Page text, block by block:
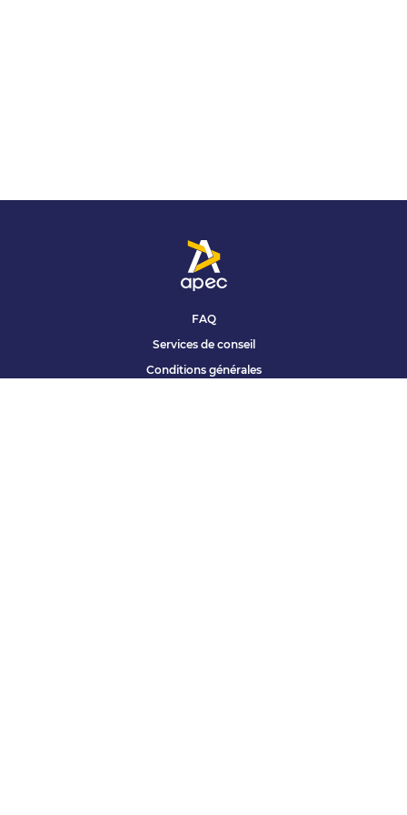
FAQ
Services de conseil
Conditions générales